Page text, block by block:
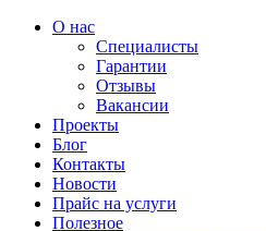
О нас
Специалисты
Гарантии
Отзывы
Вакансии
Проекты
Блог
Контакты
Новости
Прайс на услуги
Полезное